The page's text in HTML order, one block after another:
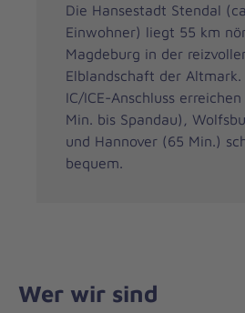
Die Hansestadt Stendal
Einwohner) liegt 55 km
Magdeburg in der
Elblandschaft der
IC/ICE-Anschluss
Min. bis Spandau),
und Hannover (65 Min.)
bequem.
Wer wir sind